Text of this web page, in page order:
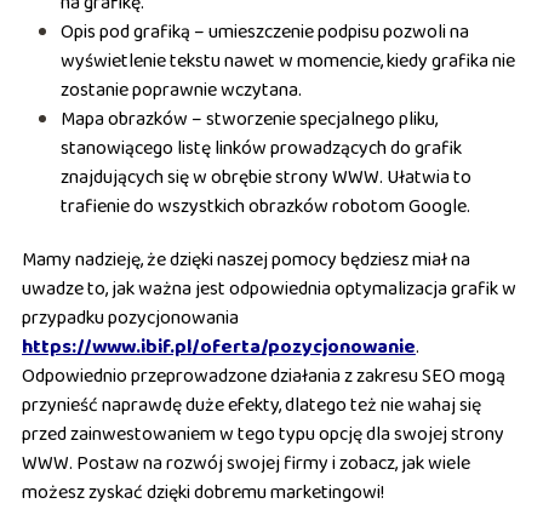
Opis pod grafiką – umieszczenie podpisu pozwoli na
wyświetlenie tekstu nawet w momencie, kiedy grafika nie
zostanie poprawnie wczytana.
Mapa obrazków – stworzenie specjalnego pliku,
stanowiącego listę linków prowadzących do grafik
znajdujących się w obrębie strony WWW. Ułatwia to
trafienie do wszystkich obrazków robotom Google.
Mamy nadzieję, że dzięki naszej pomocy będziesz miał na
uwadze to, jak ważna jest odpowiednia optymalizacja grafik w
przypadku pozycjonowania
https://www.ibif.pl/oferta/pozycjonowanie.
Odpowiednio przeprowadzone działania z zakresu SEO mogą
przynieść naprawdę duże efekty, dlatego też nie wahaj się
przed zainwestowaniem w tego typu opcję dla swojej strony
WWW. Postaw na rozwój swojej firmy i zobacz, jak wiele
możesz zyskać dzięki dobremu marketingowi!